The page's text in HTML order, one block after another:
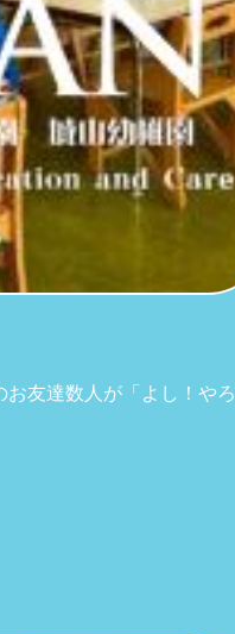
友達数人が「よし！やろ